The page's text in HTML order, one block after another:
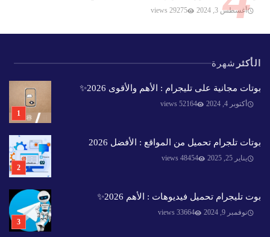
أغسطس 3, 2024 29275 views
الأكثر شهرة
بوتات مجانية على تليجرام : الأهم والأقوى 2026✨️
أكتوبر 4, 2024 52164 views
بوتات تلجرام تحميل من المواقع : الأفضل 2026
يناير 25, 2025 48454 views
بوت تليجرام تحميل فيديوهات : الأهم 2026✨️
نوفمبر 9, 2024 33664 views